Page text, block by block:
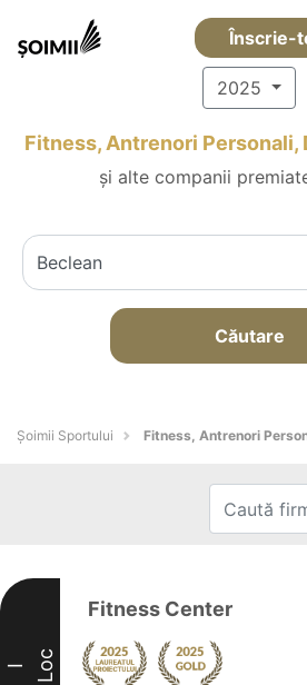
Înscrie-
2025
Fitness, Antrenori Personali,
și alte companii
Căutare
Șoimii Sportului Fitness, Antrenori
I Loc
Fitness Center